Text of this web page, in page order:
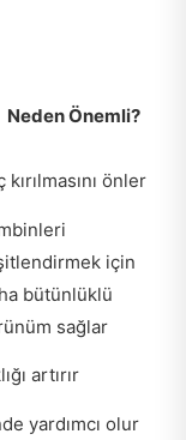
Neden Önemli?
kırılmasını önler
için
bütünlüklü
sağlar
artırır
yardımcı olur